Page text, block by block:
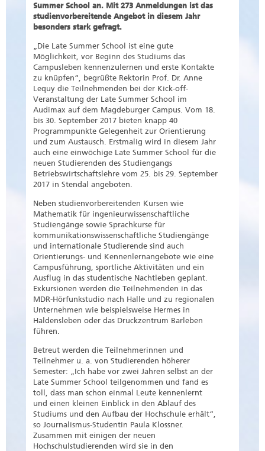
Summer School an. Mit 273 Anmeldungen ist das
studienvorbereitende Angebot in diesem Jahr
besonders stark gefragt.
„Die Late Summer School ist eine gute
Möglichkeit, vor Beginn des Studiums das
Campusleben kennenzulernen und erste Kontakte
zu knüpfen“, begrüßte Rektorin Prof. Dr. Anne
Lequy die Teilnehmenden bei der Kick-off-
Veranstaltung der Late Summer School im
Audimax auf dem Magdeburger Campus. Vom 18.
bis 30. September 2017 bieten knapp 40
Programmpunkte Gelegenheit zur Orientierung
und zum Austausch. Erstmalig wird in diesem Jahr
auch eine einwöchige Late Summer School für die
neuen Studierenden des Studiengangs
Betriebswirtschaftslehre vom 25. bis 29. September
2017 in Stendal angeboten.
Neben studienvorbereitenden Kursen wie
Mathematik für ingenieurwissenschaftliche
Studiengänge sowie Sprachkurse für
kommunikationswissenschaftliche Studiengänge
und internationale Studierende sind auch
Orientierungs- und Kennenlernangebote wie eine
Campusführung, sportliche Aktivitäten und ein
Ausflug in das studentische Nachtleben geplant.
Exkursionen werden die Teilnehmenden in das
MDR-Hörfunkstudio nach Halle und zu regionalen
Unternehmen wie beispielsweise Hermes in
Haldensleben oder das Druckzentrum Barleben
führen.
Betreut werden die Teilnehmerinnen und
Teilnehmer u. a. von Studierenden höherer
Semester: „Ich habe vor zwei Jahren selbst an der
Late Summer School teilgenommen und fand es
toll, dass man schon einmal Leute kennenlernt
und einen kleinen Einblick in den Ablauf des
Studiums und den Aufbau der Hochschule erhält“,
so Journalismus-Studentin Paula Klossner.
Zusammen mit einigen der neuen
Hochschulstudierenden wird sie in den